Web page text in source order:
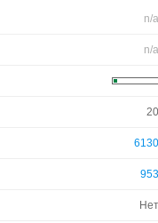
n/a
n/a
20
6130
953
Нет